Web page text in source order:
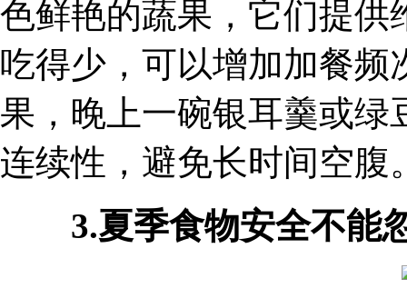
色鲜艳的蔬果，它们提供
吃得少，可以增加加餐频
果，晚上一碗银耳羹或绿
连续性，避免长时间空腹
3.夏季食物安全不能